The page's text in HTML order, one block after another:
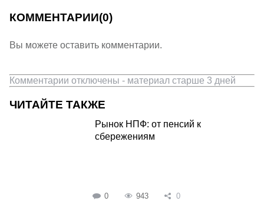
КОММЕНТАРИИ(0)
Вы можете оставить комментарии.
Комментарии отключены - материал старше 3 дней
ЧИТАЙТЕ ТАКЖЕ
Рынок НПФ: от пенсий к
сбережениям
0 943 0